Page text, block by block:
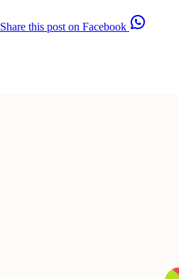
Share this post on Facebook